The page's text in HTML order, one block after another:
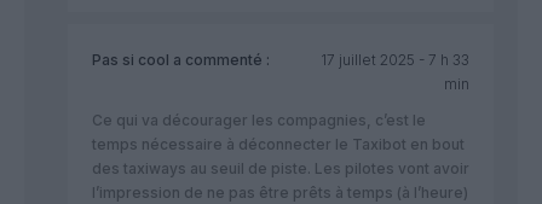
Pas si cool a commenté :
17 juillet 2025 - 7 h 33
min
Ce qui va décourager les compagnies, c’est le
temps nécessaire à déconnecter le Taxibot en bout
des taxiways au seuil de piste. Les pilotes vont avoir
l’impression de ne pas être prêts à temps (à l’heure)